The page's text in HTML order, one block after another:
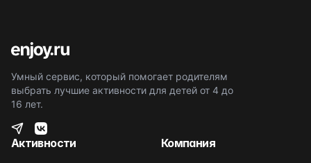
Умный сервис, который помогает родителям
выбрать лучшие активности для детей от 4 до
16 лет.
Активности
Компания